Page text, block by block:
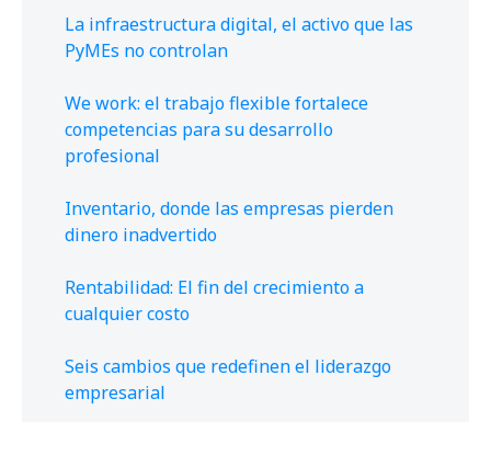
La infraestructura digital, el activo que las
PyMEs no controlan
We work: el trabajo flexible fortalece
competencias para su desarrollo
profesional
Inventario, donde las empresas pierden
dinero inadvertido
Rentabilidad: El fin del crecimiento a
cualquier costo
Seis cambios que redefinen el liderazgo
empresarial